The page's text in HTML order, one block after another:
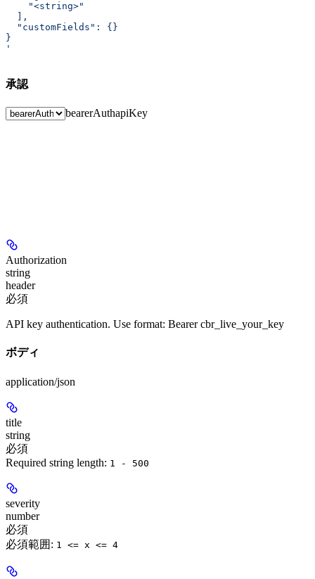
    "<string>"
  ],
  "customFields": {}
}
'
承認
bearerAuthapiKey
Authorization
string
header
必須
API key authentication. Use format: Bearer cbr_live_your_key
ボディ
application/json
title
string
必須
Required string length: 1 - 500
severity
number
必須
必須範囲 : 1 <= x <= 4